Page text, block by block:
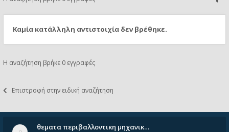
Καμία κατάλληλη αντιστοιχία δεν βρέθηκε.
Η αναζήτηση βρήκε 0 εγγραφές
Επιστροφή στην ειδική αναζήτηση
θεματα περιβαλλοντικη μηχανικ…